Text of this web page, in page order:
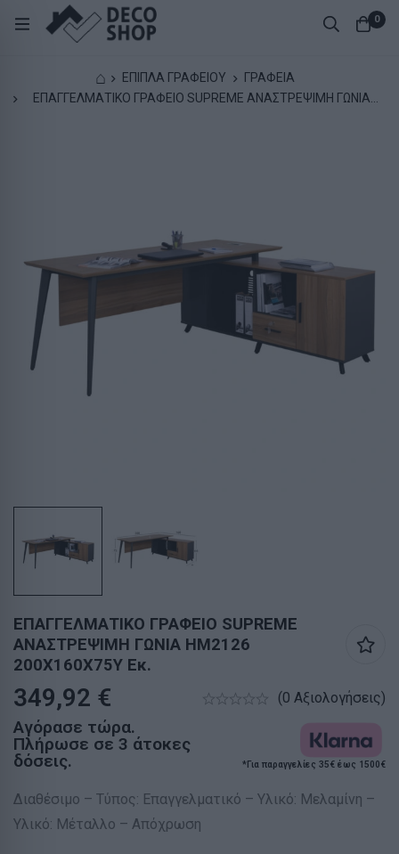
0
⌂ ΕΠΙΠΛΑ ΓΡΑΦΕΙΟΥ
ΓΡΑΦΕΙΑ
ΕΠΑΓΓΕΛΜΑΤΙΚΟ ΓΡΑΦΕΙΟ SUPREME ΑΝΑΣΤΡΕΨΙΜΗ ΓΩΝΙΑ
ΕΠΑΓΓΕΛΜΑΤΙΚΟ ΓΡΑΦΕΙΟ SUPREME
ΑΝΑΣΤΡΕΨΙΜΗ ΓΩΝΙΑ HM2126
200X160X75Y Εκ.
349,92 € (0 Αξιολογήσεις)
Αγόρασε τώρα.
Πλήρωσε σε 3 άτοκες
δόσεις.
*Για παραγγελίες 35€ έως 1500€
Διαθέσιμο – Τύπος: Επαγγελματικό – Υλικό: Μελαμίνη –
Υλικό: Μέταλλο – Απόχρωση